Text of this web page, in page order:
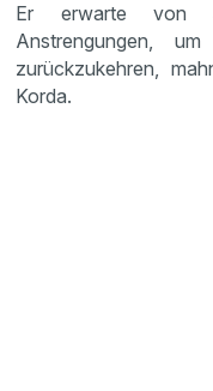
Er erwarte von
Anstrengungen,
zurückzukehren,
Korda.